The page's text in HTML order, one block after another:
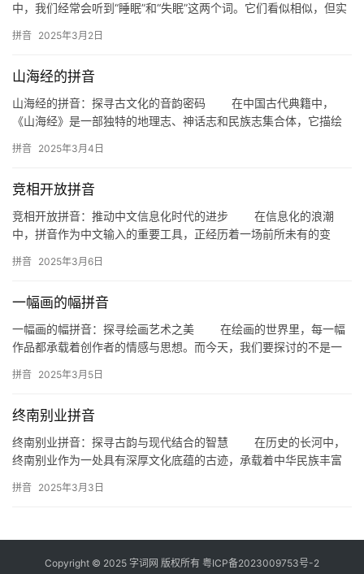
中，我们经常会听到“睡眠”和“失眠”这两个词。它们看似相似，但实
拼音 2025年3月2日
山海经的拼音
山海经的拼音：探寻古文化的音韵密码 在中国古代典籍中，
《山海经》是一部独特的地理志、神话志和民族志集合体，它描绘
的重要…
拼音 2025年3月4日
竞相开放拼音
竞相开放拼音：推动中文信息化时代的进步 在信息化的浪潮
中，拼音作为中文输入的重要工具，正经历着一场前所未有的变
高了中文…
拼音 2025年3月6日
一幅画的幅拼音
一幅画的幅拼音：探寻绘画艺术之美 在绘画的世界里，每一幅
作品都承载着创作者的情感与思想。而今天，我们要探讨的不是一
汇—…
拼音 2025年3月5日
终南别业拼音
终南别业拼音：探寻古韵与现代结合的智慧 在历史的长河中，
终南别业作为一处具有深厚文化底蕴的古迹，承载着中华民族丰富
这…
拼音 2025年3月3日
Copyright © 2025 字词网 版权所有 粤ICP备2023009753号-2